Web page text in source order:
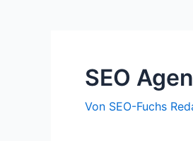
SEO
Von SEO-Fuchs